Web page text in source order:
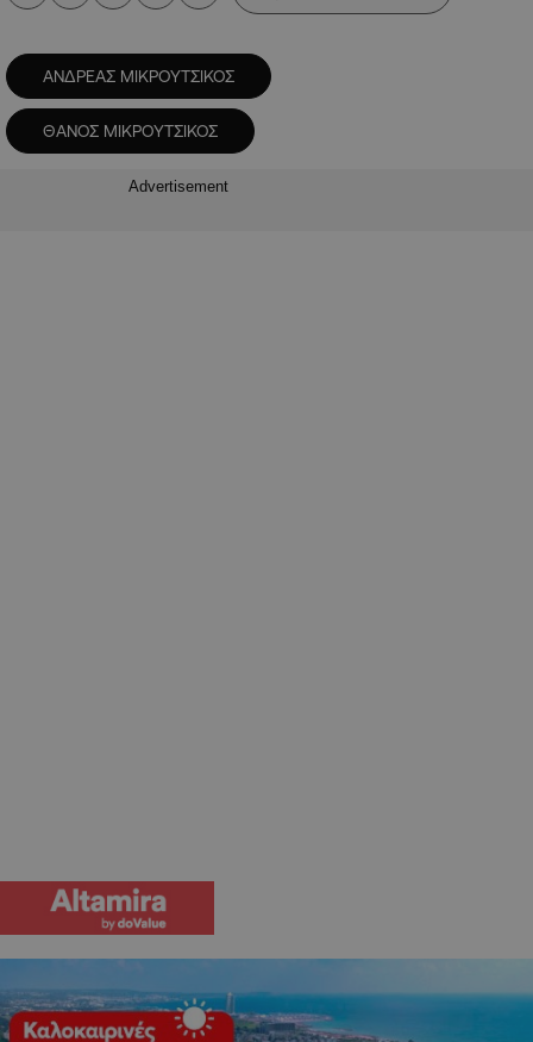
AΝΔΡΕΑΣ ΜΙΚΡΟΥΤΣΙΚΟΣ
ΘΑΝΟΣ ΜΙΚΡΟΥΤΣΙΚΟΣ
Advertisement